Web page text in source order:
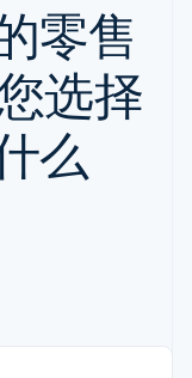
Global
Payouts
向第三
方打款
Crypto
钱包、
稳定币
零售
选择
么